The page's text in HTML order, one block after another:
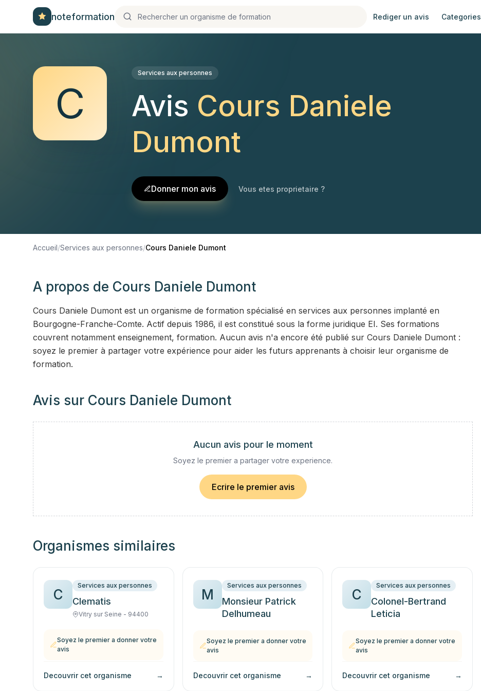
noteformation Rediger un avis Categories
C
Services aux personnes
Avis Cours Daniele
Dumont
Donner mon avis Vous etes proprietaire ?
Accueil/Services aux personnes/Cours Daniele Dumont
A propos de Cours Daniele Dumont
Cours Daniele Dumont est un organisme de formation spécialisé en services aux personnes implanté en
Bourgogne-Franche-Comte. Actif depuis 1986, il est constitué sous la forme juridique EI. Ses formations
couvrent notamment enseignement, formation. Aucun avis n'a encore été publié sur Cours Daniele Dumont :
soyez le premier à partager votre expérience pour aider les futurs apprenants à choisir leur organisme de
formation.
Avis sur Cours Daniele Dumont
Aucun avis pour le moment
Soyez le premier a partager votre experience.
Ecrire le premier avis
Organismes similaires
C
Services aux personnes
Clematis
Vitry sur Seine - 94400
Soyez le premier a donner votre
avis
Decouvrir cet organisme →
M
Services aux personnes
Monsieur Patrick
Delhumeau
Soyez le premier a donner votre
avis
Decouvrir cet organisme →
C
Services aux personnes
Colonel-Bertrand
Leticia
Soyez le premier a donner votre
avis
Decouvrir cet organisme →